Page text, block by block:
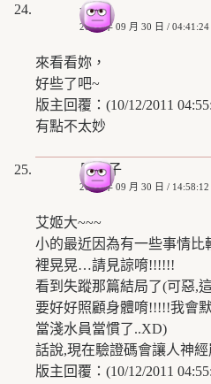
一一
2008 年 09 月 30 日 / 04:41:24
來看看妳，
好些了吧~
版主回覆：(10/12/2011
有點不太妙
風兔子
2008 年 09 月 30 日 / 14:58:12
艾姬大~~~
小的最近因為有一些事情比
裡晃晃…請見諒唷!!!!!!
看到失蹤那篇結局了(可惡,
要好好照顧身體唷!!!!!我會
當淺水員當慣了..XD)
話說,現在驗證碼會讓人神
版主回覆：(10/12/2011